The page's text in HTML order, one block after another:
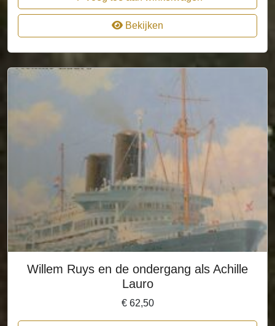
Bekijken
Willem Ruys en de ondergang als Achille
Lauro
€62,50